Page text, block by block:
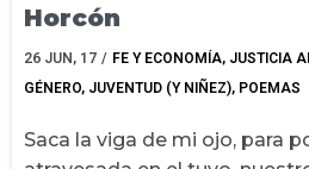
Horcón
26 JUN, 17 / FE Y ECONOMÍA JUSTICIA
GÉNERO JUVENTUD (Y NIÑEZ) POEMAS
Saca la viga de mi ojo, para